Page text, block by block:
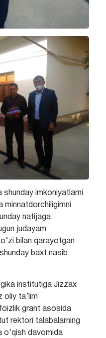
shunday imkoniyatlarni
minnatdorchiligimni
natijaga
judayam
bilan qarayotgan
baxt nasib
institutiga Jizzax
oliy ta’lim
grant asosida
rektori talabalarning
o‘qish davomida